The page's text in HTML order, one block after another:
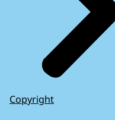
Copyright